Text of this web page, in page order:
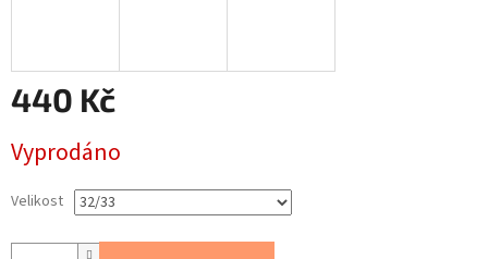
440 Kč
cena:
Vyprodáno
Velikost